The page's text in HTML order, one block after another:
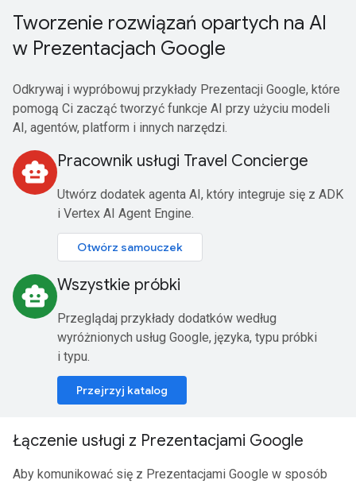
Tworzenie rozwiązań opartych na AI
w Prezentacjach Google
Odkrywaj i wypróbowuj przykłady Prezentacji Google, które
pomogą Ci zacząć tworzyć funkcje AI przy użyciu modeli
AI, agentów, platform i innych narzędzi.
smart_toy Pracownik usługi Travel Concierge
Utwórz dodatek agenta AI, który integruje się z ADK
i Vertex AI Agent Engine.
Otwórz samouczek
smart_toy Wszystkie próbki
Przeglądaj przykłady dodatków według
wyróżnionych usług Google, języka, typu próbki
i typu.
Przejrzyj katalog
Łączenie usługi z Prezentacjami Google
Aby komunikować się z Prezentacjami Google w sposób